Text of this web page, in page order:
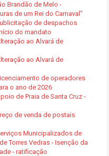
Brandão de Melo -
de um Rei do Carnaval"
de despachos
do mandato
ao Alvará de
ao Alvará de
de operadores
o ano de 2026
de Praia de Santa Cruz -
de venda de postais
Municipalizados de
Torres Vedras - Isenção da
- ratificação